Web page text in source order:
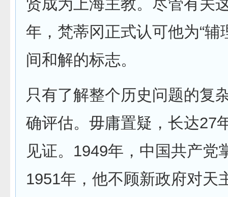
年，梵蒂冈正式认可他为“辅
间和解的标志。
只有了解整个历史问题的复
确评估。毋庸置疑，长达27
见证。1949年，中国共产
1951年，他不顾新政府对天